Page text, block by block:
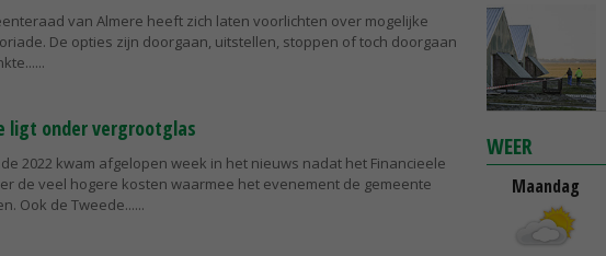
van Almere heeft zich laten voorlichten over mogelijke
De opties zijn doorgaan, uitstellen, stoppen of toch doorgaan
ligt onder vergrootglas
2022 kwam afgelopen week in het nieuws nadat het Financieele
de veel hogere kosten waarmee het evenement de gemeente
Ook de Tweede...
WEER
Maandag